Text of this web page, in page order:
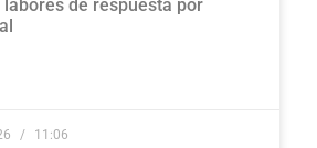
de respuesta por
11:06